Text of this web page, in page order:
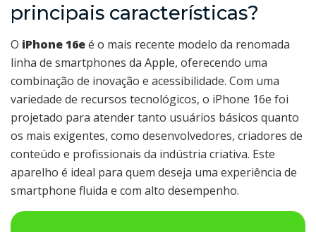
principais características?
O iPhone 16eé o mais recente modelo da renomada
linha de smartphones da Apple, oferecendo uma
combinação de inovação e acessibilidade. Com uma
variedade de recursos tecnológicos, o iPhone 16e foi
projetado para atender tanto usuários básicos quanto
os mais exigentes, como desenvolvedores, criadores de
conteúdo e profissionais da indústria criativa. Este
aparelho é ideal para quem deseja uma experiência de
smartphone fluida e com alto desempenho.